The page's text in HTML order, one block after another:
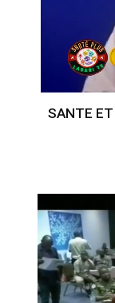
SANTE